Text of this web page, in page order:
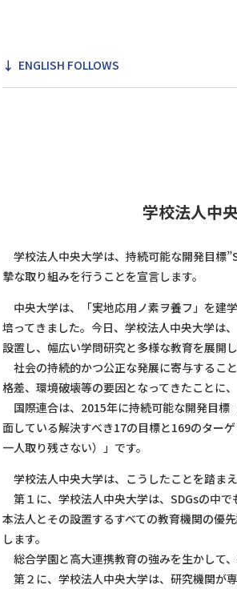
ENGLISH FOLLOWS
学校法人中
学校法人中央大学は、持続可能な開発目標
摯な取り組みを行うことを宣言します。
中央大学は、「実地応用ノ素ヲ養フ」を建
培ってきました。今日、学校法人中央大学は
設置し、幅広い学問研究と多様な教育を展開し
社会の持続的かつ公正な発展に寄与するこ
格差、環境破壊等の要因となってきたことに
国際連合は、2015年に持続可能な開発目標
面している解決すべき17の目標と169のタ
一人取り残さない）」です。
学校法人中央大学は、こうしたことを踏ま
第１に、学校法人中央大学は、SDGsの中で
本法人とその設置するすべての教育機関の優
します。
総合学園と高大連携教育の強みを生かして
第２に、学校法人中央大学は、研究機関が